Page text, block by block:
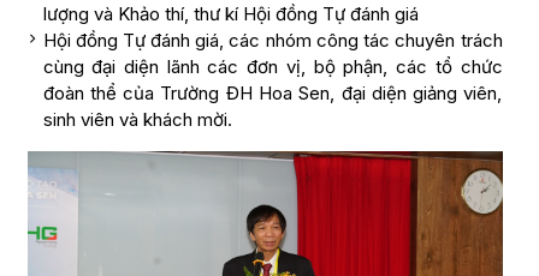
lượng và Khảo thí, thư kí Hội đồng Tự đánh giá
Hội đồng Tự đánh giá, các nhóm công tác chuyên trách
cùng đại diện lãnh các đơn vị, bộ phận, các tổ chức
đoàn thể của Trường ĐH Hoa Sen, đại diện giảng viên,
sinh viên và khách mời.